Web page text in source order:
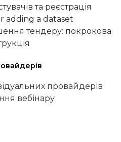
та реєстрація
adding a dataset
тендеру: покрокова
провайдерів
вебінару